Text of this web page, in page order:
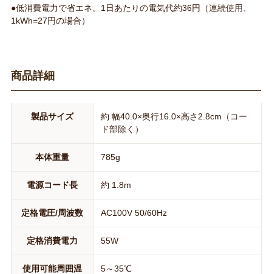
●低消費電力で省エネ。1日あたりの電気代約36円（連続使用、
1kWh=27円の場合）
商品詳細
製品サイズ
約 幅40.0×奥行16.0×高さ2.8cm（コー
ド部除く）
本体重量 785g
電源コード長 約 1.8m
定格電圧/周波数 AC100V 50/60Hz
定格消費電力 55W
使用可能周囲温
5～35℃